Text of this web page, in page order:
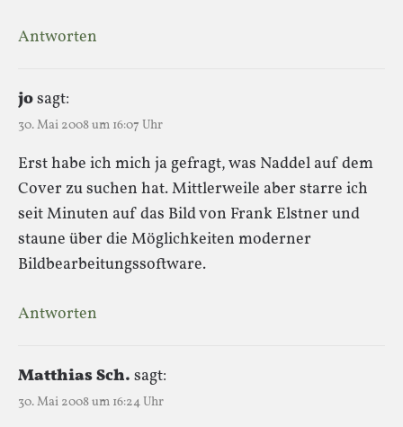
Antworten
josagt:
30. Mai 2008 um 16:07 Uhr
Erst habe ich mich ja gefragt, was Naddel auf dem
Cover zu suchen hat. Mittlerweile aber starre ich
seit Minuten auf das Bild von Frank Elstner und
staune über die Möglichkeiten moderner
Bildbearbeitungssoftware.
Antworten
Matthias Sch. sagt:
30. Mai 2008 um 16:24 Uhr